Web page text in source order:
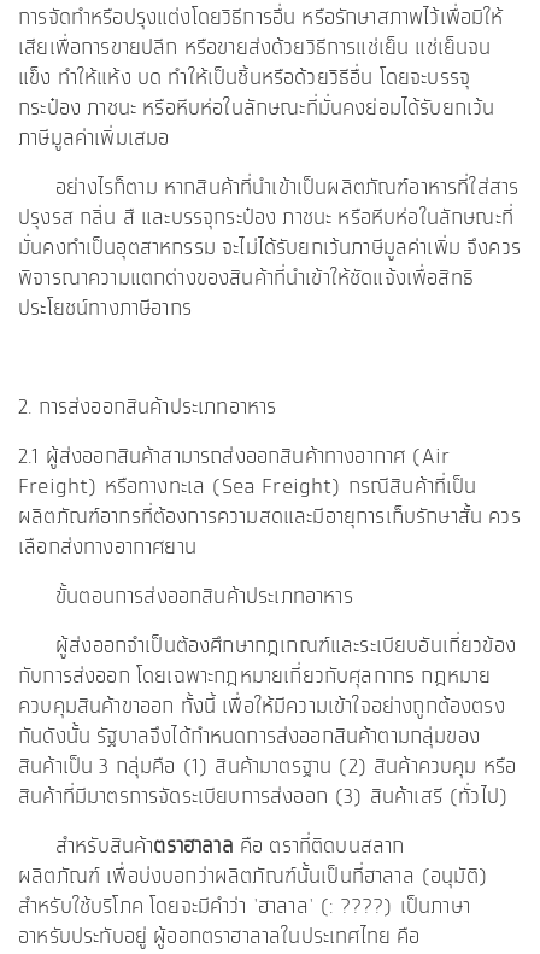
การจัดทำหรือปรุงแต่งโดยวิธีการอื่น หรือรักษาสภาพไว้เพื่อมิให้
เสียเพื่อการขายปลีก หรือขายส่งด้วยวิธีการแช่เย็น แช่เย็นจน
แข็ง ทำให้แห้ง บด ทำให้เป็นชิ้นหรือด้วยวิธีอื่น โดยจะบรรจุ
กระป๋อง ภาชนะ หรือหีบห่อในลักษณะที่มั่นคงย่อมได้รับยกเว้น
ภาษีมูลค่าเพิ่มเสมอ
อย่างไรก็ตาม หากสินค้าที่นำเข้าเป็นผลิตภัณฑ์อาหารที่ใส่สาร
ปรุงรส กลิ่น สื และบรรจุกระป๋อง ภาชนะ หรือหีบห่อในลักษณะที่
มั่นคงทำเป็นอุตสาหกรรม จะไม่ได้รับยกเว้นภาษีมูลค่าเพิ่ม จึงควร
พิจารณาความแตกต่างของสินค้าที่นำเข้าให้ชัดแจ้งเพื่อสิทธิ
ประโยชน์ทางภาษีอากร
2. การส่งออกสินค้าประเภทอาหาร
2.1 ผู้ส่งออกสินค้าสามารถส่งออกสินค้าทางอากาศ (Air
Freight) หรือทางทะเล (Sea Freight) กรณีสินค้าที่เป็น
ผลิตภัณฑ์อากรที่ต้องการความสดและมีอายุการเก็บรักษาสั้น ควร
เลือกส่งทางอากาศยาน
ขั้นตอนการส่งออกสินค้าประเภทอาหาร
ผู้ส่งออกจำเป็นต้องศึกษากฎเกณฑ์และระเบียบอันเกี่ยวข้อง
กับการส่งออก โดยเฉพาะกฎหมายเกี่ยวกับศุลกากร กฎหมาย
ควบคุมสินค้าขาออก ทั้งนี้ เพื่อให้มีความเข้าใจอย่างถูกต้องตรง
กันดังนั้น รัฐบาลจึงได้กำหนดการส่งออกสินค้าตามกลุ่มของ
สินค้าเป็น 3 กลุ่มคือ (1) สินค้ามาตรฐาน (2) สินค้าควบคุม หรือ
สินค้าที่มีมาตรการจัดระเบียบการส่งออก (3) สินค้าเสรี (ทั่วไป)
สำหรับสินค้าตราฮาลาล คือ ตราที่ติดบนสลาก
ผลิตภัณฑ์ เพื่อบ่งบอกว่าผลิตภัณฑ์นั้นเป็นที่ฮาลาล (อนุมัติ)
สำหรับใช้บริโภค โดยจะมีคำว่า 'ฮาลาล' (: ????‎) เป็นภาษา
อาหรับประทับอยู่ ผู้ออกตราฮาลาลในประเทศไทย คือ